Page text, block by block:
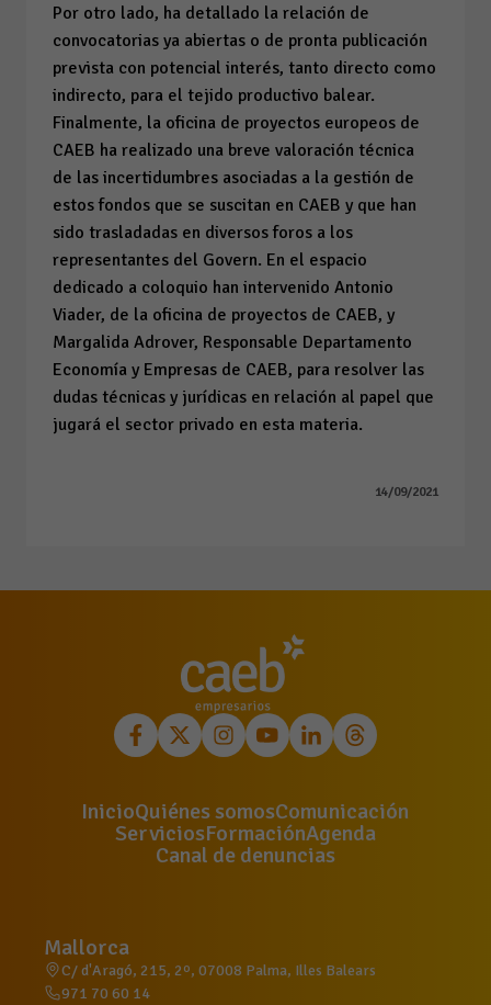
Por otro lado, ha detallado la relación de
convocatorias ya abiertas o de pronta publicación
prevista con potencial interés, tanto directo como
indirecto, para el tejido productivo balear.
Finalmente, la oficina de proyectos europeos de
CAEB ha realizado una breve valoración técnica
de las incertidumbres asociadas a la gestión de
estos fondos que se suscitan en CAEB y que han
sido trasladadas en diversos foros a los
representantes del Govern. En el espacio
dedicado a coloquio han intervenido Antonio
Viader, de la oficina de proyectos de CAEB, y
Margalida Adrover, Responsable Departamento
Economía y Empresas de CAEB, para resolver las
dudas técnicas y jurídicas en relación al papel que
jugará el sector privado en esta materia.
14/09/2021
InicioQuiénes somosComunicación
ServiciosFormaciónAgenda
Canal de denuncias
Mallorca
C/ d'Aragó, 215, 2º, 07008 Palma, Illes Balears
971 70 60 14